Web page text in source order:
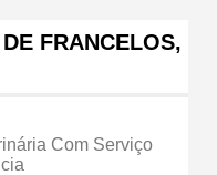
FRANCELOS,
Com Serviço